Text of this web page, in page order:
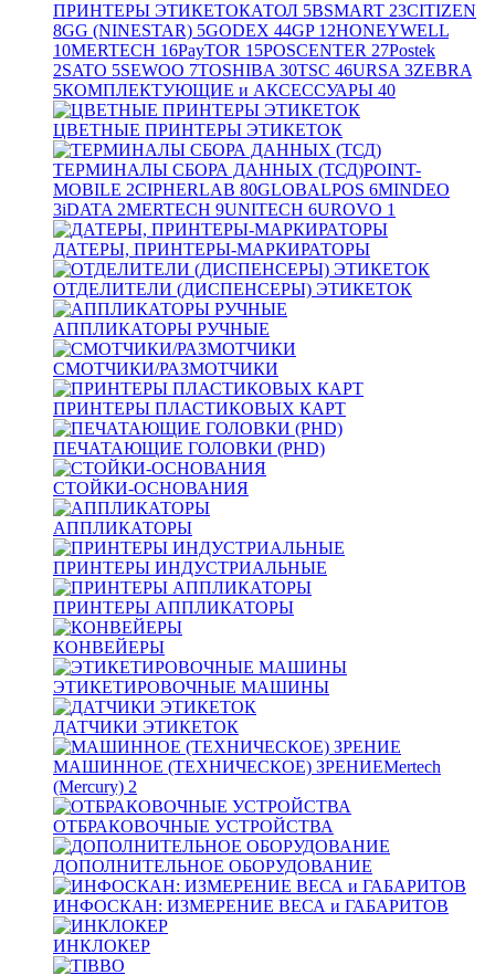
ПРИНТЕРЫ ЭТИКЕТОКАТОЛ 5BSMART 23CITIZEN
8GG (NINESTAR) 5GODEX 44GP12HONEYWELL
10MERTECH 16PayTOR 15POSCENTER 27Postek
2SATO 5SEWOO 7TOSHIBA 30TSC 46URSA 3ZEBRA
5КОМПЛЕКТУЮЩИЕ и АКСЕССУАРЫ 40
ЦВЕТНЫЕ ПРИНТЕРЫ ЭТИКЕТОК
ТЕРМИНАЛЫ СБОРА ДАННЫХ (ТСД)POINT-
MOBILE 2CIPHERLAB 80GLOBALPOS 6MINDEO
3iDATA 2MERTECH 9UNITECH 6UROVO 1
ДАТЕРЫ, ПРИНТЕРЫ-МАРКИРАТОРЫ
ОТДЕЛИТЕЛИ (ДИСПЕНСЕРЫ) ЭТИКЕТОК
АППЛИКАТОРЫ РУЧНЫЕ
СМОТЧИКИ/РАЗМОТЧИКИ
ПРИНТЕРЫ ПЛАСТИКОВЫХ КАРТ
ПЕЧАТАЮЩИЕ ГОЛОВКИ (PHD)
СТОЙКИ-ОСНОВАНИЯ
АППЛИКАТОРЫ
ПРИНТЕРЫ ИНДУСТРИАЛЬНЫЕ
ПРИНТЕРЫ АППЛИКАТОРЫ
КОНВЕЙЕРЫ
ЭТИКЕТИРОВОЧНЫЕ МАШИНЫ
ДАТЧИКИ ЭТИКЕТОК
МАШИННОЕ (ТЕХНИЧЕСКОЕ) ЗРЕНИЕMertech
(Mercury) 2
ОТБРАКОВОЧНЫЕ УСТРОЙСТВА
ДОПОЛНИТЕЛЬНОЕ ОБОРУДОВАНИЕ
ИНФОСКАН: ИЗМЕРЕНИЕ ВЕСА и ГАБАРИТОВ
ИНКЛОКЕР